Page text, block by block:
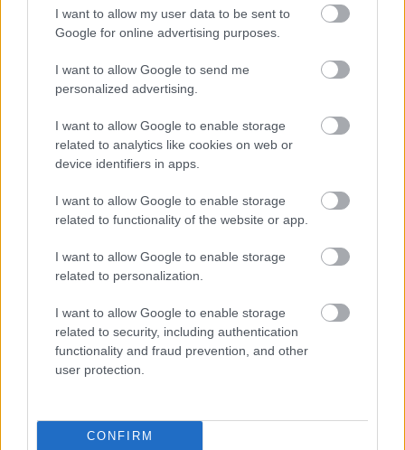
I want to allow my user data to be sent to
Google for online advertising purposes.
I want to allow Google to send me
personalized advertising.
I want to allow Google to enable storage
related to analytics like cookies on web or
device identifiers in apps.
I want to allow Google to enable storage
related to functionality of the website or app.
I want to allow Google to enable storage
related to personalization.
I want to allow Google to enable storage
related to security, including authentication
functionality and fraud prevention, and other
user protection.
CONFIRM
koncepciónak azonban van egy hatalmas
köridők akár két másodperccel is lassulhatnak.
növelésével elvileg lehetne orvosolni, ám a
mérnökök szerint ez a lépés kritikus
megbízhatósági gondokat okozhatna a jelenlegi
belsőégésű motorokban.
EZEKET IS AJÁNLJUK
FORMA-1
A McLaren korábbi szerelője
kitálalt Hamilton F1-es
debütálásáról